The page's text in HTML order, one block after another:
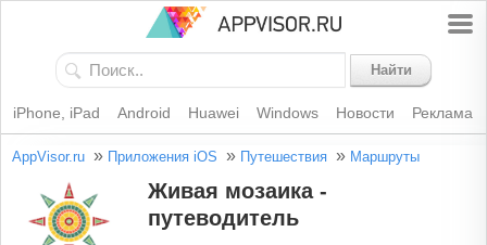
Найти
iPhone, iPad Android Huawei Windows Новости Реклама
AppVisor.ru » Приложения iOS » Путешествия » Маршруты
Живая мозаика -
путеводитель